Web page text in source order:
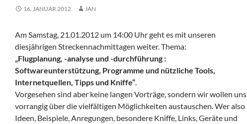
16. JANUAR 2012 JAN
Am Samstag, 21.01.2012 um 14:00 Uhr geht es mit unseren
diesjährigen Streckennachmittagen weiter. Thema:
„Flugplanung, -analyse und -durchführung :
Softwareunterstützung, Programme und nützliche Tools,
Internetquellen, Tipps und Kniffe“
Vorgesehen sind aber keine langen Vorträge, sondern wir wollen uns
vorrangig über die vielfältigen Möglichkeiten austauschen. Wer also
Ideen, Beispiele, Anregungen, besondere Kniffe, Links, Geräte und